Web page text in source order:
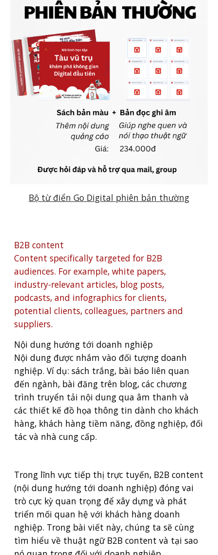
Bộ từ điển Go Digital phiên bản thường
B2B content
Content specifically targeted for B2B
audiences. For example, white papers,
industry-relevant articles, blog posts,
podcasts, and infographics for clients,
potential clients, colleagues, partners and
suppliers.
Nội dung hướng tới doanh nghiệp
Nội dung được nhắm vào đối tượng doanh
nghiệp. Ví dụ: sách trắng, bài báo liên quan
đến ngành, bài đăng trên blog, các chương
trình truyển tải nội dung qua âm thanh và
các thiết kế đồ họa thông tin dành cho khách
hàng, khách hàng tiềm năng, đồng nghiệp, đối
tác và nhà cung cấp.
Trong lĩnh vực tiếp thị trực tuyến, B2B content
(nội dung hướng tới doanh nghiệp) đóng vai
trò cực kỳ quan trọng để xây dựng và phát
triển mối quan hệ với khách hàng doanh
nghiệp. Trong bài viết này, chúng ta sẽ cùng
tìm hiểu về thuật ngữ B2B content và tại sao